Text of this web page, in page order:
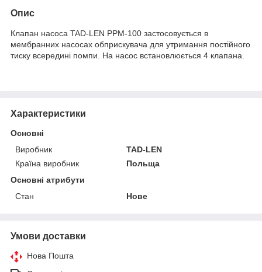
Опис
Клапан насоса TAD-LEN PPM-100 застосовується в
мембранних насосах обприскувача для утримання постійного
тиску всередині помпи. На насос встановлюється 4 клапана.
Характеристики
Основні
Виробник
TAD-LEN
Країна виробник
Польща
Основні атрибути
Стан
Нове
Умови доставки
Нова Пошта